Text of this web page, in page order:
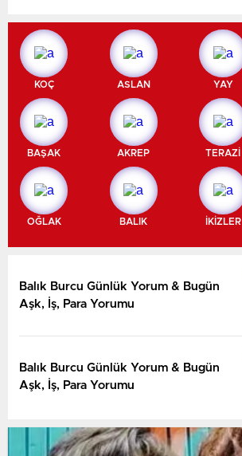
KOÇ ASLAN YAY
BAŞAK AKREP TERAZİ
OĞLAK BALIK İKİZLER
Balık Burcu Günlük Yorum & Bugün
Aşk, İş, Para Yorumu
Balık Burcu Günlük Yorum & Bugün
Aşk, İş, Para Yorumu